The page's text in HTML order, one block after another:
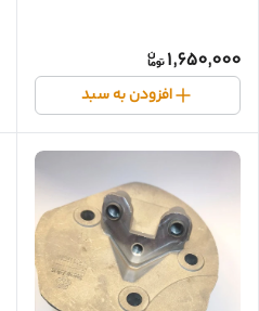
1,650,000
افزودن به سبد